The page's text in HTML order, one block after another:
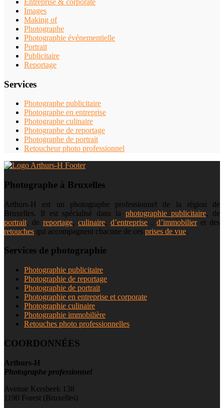
Images
Making of
Photographe
Photographie événementielle
Portrait
Publicitaire
Reportage
Services
Photographe publicitaire
Photographe en entreprise
Photographe culinaire
Photographe de reportage
Photographe de portrait
Retoucheur photo professionnel
Photographe à Bruxelles
Arthurs-H est un photographe professionnel de la région de
Bruxelles. Il est spécialisé dans la photographie publicitaire, de
portrait, de reportage, culinaire, d’entreprise , d’immobilieret des
retouches qui accompagnent chacune de ces prises de vue.
Services de photographie
Photographie publicitaire
Photographie de reportage
Photographie de portrait
Photographie en entreprise et corporate
Photographie culinaire
Photographie immobilière
Retouches photo professionnelles
COORDONNÉES
Arthurs-H
Photographe professionnel
Avenue Kersbeek 138
1190 Forest (Bruxelles)